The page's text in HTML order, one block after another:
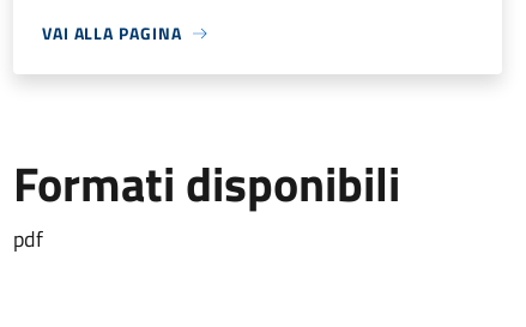
VAI ALLA PAGINA
Formati disponibili
pdf